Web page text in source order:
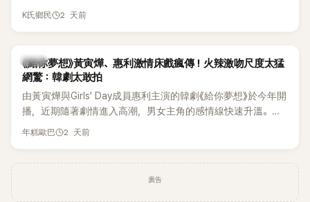
終不幸身亡，消息曝光後震驚韓網，也讓不少粉絲湧入社群平
K氏鄉民 2 天前
韓劇
《給你夢想》黃寅燁、惠利激情床戲瘋傳！火辣激吻尺度太猛
網驚：韓劇太敢拍
由黃寅燁與Girls' Day成員惠利主演的韓劇《給你夢想》於今年開
播，近期隨著劇情進入高潮，男女主角的感情線快速升溫。最
新播出的第8集不僅上演火辣吻戲，更接連出現床戲橋段，讓
年糕歐巴 2 天前
廣告